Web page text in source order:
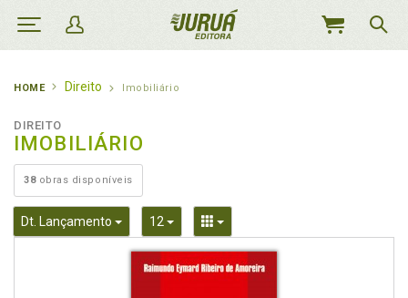
MEU
HOME Direito Imobiliário
DIREITO
IMOBILIÁRIO
38obras disponíveis
Dt. Lançamento Toggle Dropdown
12 Toggle DropdownToggle Dropdown